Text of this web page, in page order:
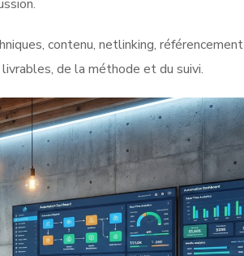
contenu, netlinking, référencement
de la méthode et du suivi.